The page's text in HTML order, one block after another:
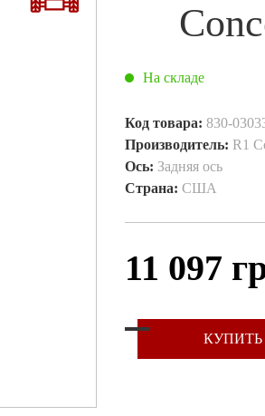
На складе
Код товара: 830-
Производитель: R1
Ось: Задняя ось
Страна: США
11 097
КУПИТЬ